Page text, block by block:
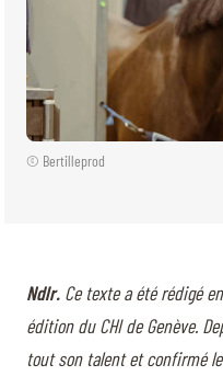
© Bertilleprod
Ndlr. Ce texte a été rédigé
édition du CHI de Genève.
tout son talent et confirmé